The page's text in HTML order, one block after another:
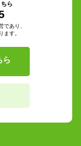
ら
であり、
ます。
ら